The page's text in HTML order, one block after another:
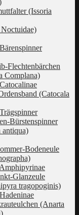
(Issoria
Flechtenbärchen
Complana)
(Catocala
Bürstenspinner
antiqua)
Bodeneule
Glanzeule
tragopoginis)
(Anarta